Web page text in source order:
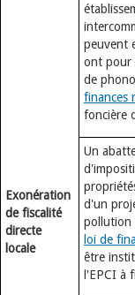
Exonération
de fiscalité
directe
locale
peuvent
ont pour
de
finances
foncière
Un
d'un
pollution
loi de
être
l'EPCI à